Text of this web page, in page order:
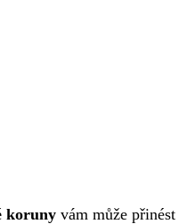
koruny vám může přinést